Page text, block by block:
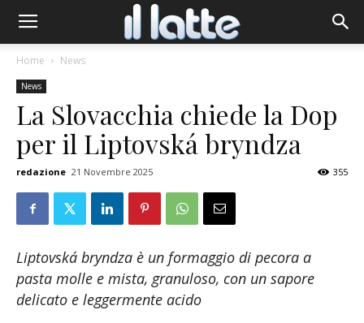
Home News
News
La Slovacchia chiede la Dop
per il Liptovská bryndza
redazione 21 Novembre 2025 355
Liptovská bryndza è un formaggio di pecora a
pasta molle e mista, granuloso, con un sapore
delicato e leggermente acido